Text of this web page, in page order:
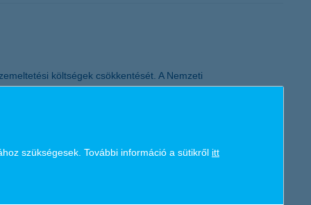
költségek csökkentését. A Nemzeti
számára elérhető egy kifejezetten ezt a célt szolgáló
szükségesek. További információ a sütikről itt